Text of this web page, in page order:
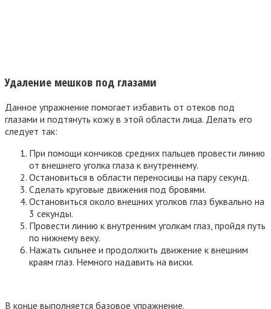
Удаление мешков под глазами
Данное упражнение помогает избавить от отеков под
глазами и подтянуть кожу в этой области лица. Делать его
следует так:
При помощи кончиков средних пальцев провести линию
от внешнего уголка глаза к внутреннему.
Остановиться в области переносицы на пару секунд.
Сделать круговые движения под бровями.
Остановиться около внешних уголков глаз буквально на
3 секунды.
Провести линию к внутренним уголкам глаз, пройдя путь
по нижнему веку.
Нажать сильнее и продолжить движение к внешним
краям глаз. Немного надавить на виски.
В конце выполняется базовое упражнение.